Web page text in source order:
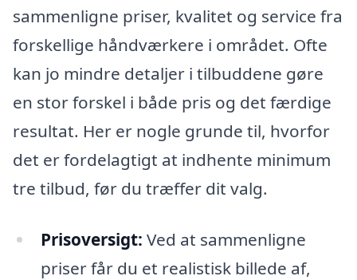
sammenligne priser, kvalitet og service fra
forskellige håndværkere i området. Ofte
kan jo mindre detaljer i tilbuddene gøre
en stor forskel i både pris og det færdige
resultat. Her er nogle grunde til, hvorfor
det er fordelagtigt at indhente minimum
tre tilbud, før du træffer dit valg.
Prisoversigt: Ved at sammenligne
priser får du et realistisk billede af,